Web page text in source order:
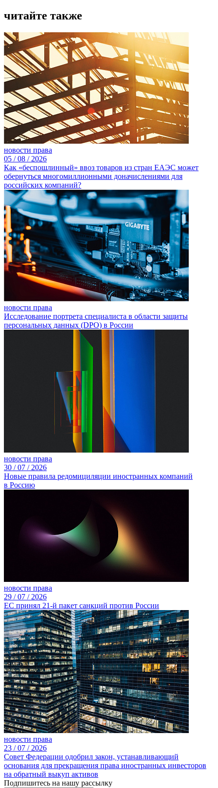
читайте также
новости права
05 /08 / 2026
Как «беспошлинный» ввоз товаров из стран ЕАЭС может
обернуться многомиллионными доначислениями для
российских компаний?
новости права
Исследование портрета специалиста в области защиты
персональных данных (DPO) в России
новости права
30 /07 / 2026
Новые правила редомициляции иностранных компаний
в Россию
новости права
29 /07 / 2026
ЕС принял 21-й пакет санкций против России
новости права
23 /07 / 2026
Совет Федерации одобрил закон, устанавливающий
основания для прекращения права иностранных инвесторов
на обратный выкуп активов
Подпишитесь на нашу рассылку